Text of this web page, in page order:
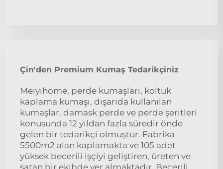
Çin'den Premium Kumaş Tedarikçiniz
Meiyihome, perde kumaşları, koltuk
kaplama kumaşı, dışarıda kullanılan
kumaşlar, damask perde ve perde şeritleri
konusunda 12 yıldan fazla süredir önde
gelen bir tedarikçi olmuştur. Fabrika
5500m2 alan kaplamakta ve 105 adet
yüksek becerili işçiyi geliştiren, üreten ve
satan bir ekibde yer almaktadır. Becerili